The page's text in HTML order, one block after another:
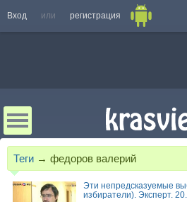
Вход или регистрация
Теги → федоров валерий
Эти непредсказуемые
избиратели). Эксперт.